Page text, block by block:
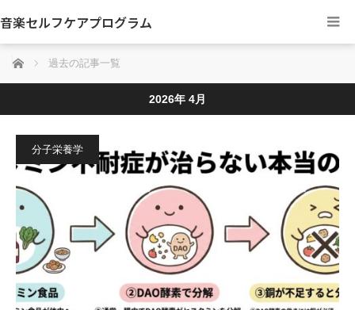
音楽セルフケアプログラム
ホーム 過去の記事一覧
2026年 4月
分子栄養学